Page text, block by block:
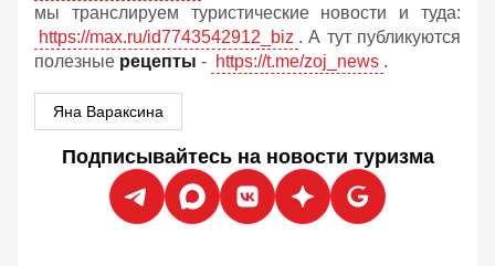
мы транслируем туристические новости и туда:
https://max.ru/id7743542912_biz . А тут публикуются
полезные рецепты - https://t.me/zoj_news .
Яна Вараксина
Подписывайтесь на новости туризма